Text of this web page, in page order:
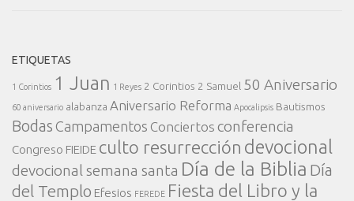
ETIQUETAS
1 Corintios 1 Juan 1 Reyes 2 Corintios 2 Samuel 50 Aniversario
60 aniversario alabanza Aniversario Reforma Apocalipsis Bautismos
Bodas Campamentos Conciertos conferencia
Congreso FIEIDE culto resurrección devocional
devocional semana santa Día de la Biblia Día
del Templo Efesios FEREDE Fiesta del Libro y la